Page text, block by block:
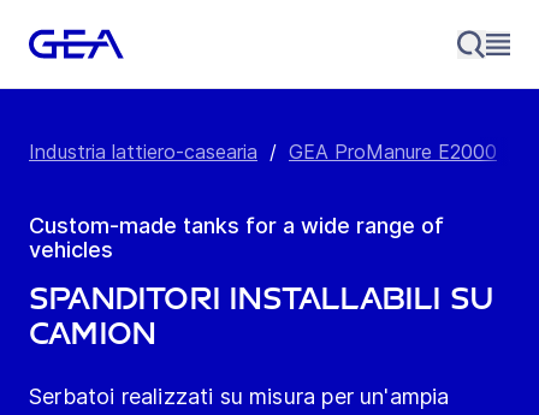
Industria lattiero-casearia / GEA ProManure E2000
Custom-made tanks for a wide range of
vehicles
Spanditori installabili su
camion
Serbatoi realizzati su misura per un'ampia